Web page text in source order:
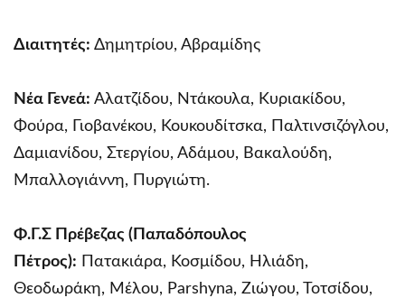
Διαιτητές: Δημητρίου, Αβραμίδης
Νέα Γενεά: Αλατζίδου, Ντάκουλα, Κυριακίδου,
Φούρα, Γιοβανέκου, Κουκουδίτσκα, Παλτινσιζόγλου,
Δαμιανίδου, Στεργίου, Αδάμου, Βακαλούδη,
Μπαλλογιάννη, Πυργιώτη.
Φ.Γ.Σ Πρέβεζας (Παπαδόπουλος
Πέτρος): Πατακιάρα, Κοσμίδου, Ηλιάδη,
Θεοδωράκη, Μέλου, Parshyna, Ζιώγου, Τοτσίδου,